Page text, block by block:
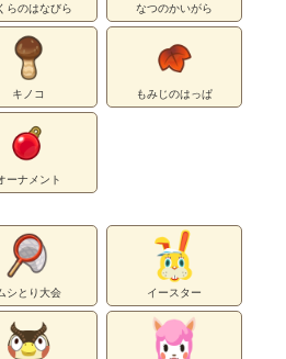
らのはなびら なつのかいがら
キノコ もみじのはっぱ
ーナメント
シとり大会 イースター